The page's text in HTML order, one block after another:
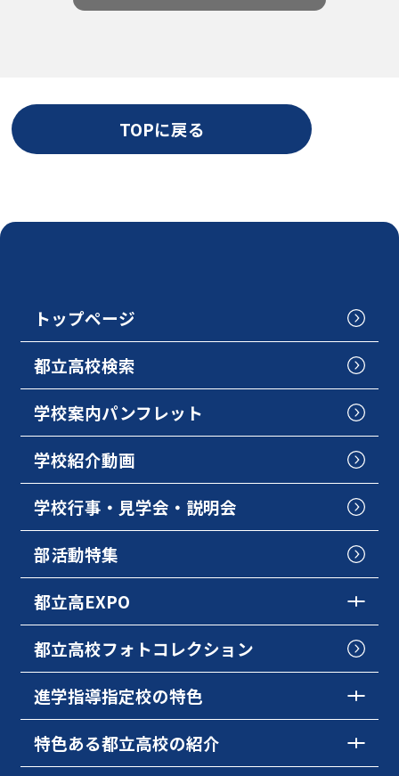
TOPに戻る
トップページ
都立高校検索
学校案内パンフレット
学校紹介動画
学校行事・見学会・説明会
部活動特集
都立高EXPO
都立高校フォトコレクション
進学指導指定校の特色
特色ある都立高校の紹介